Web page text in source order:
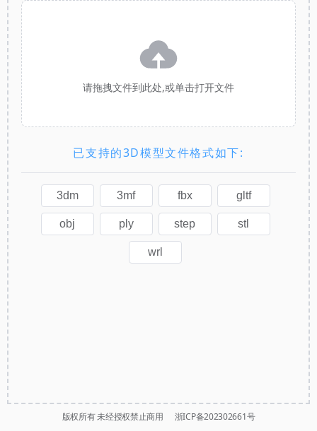
请拖拽文件到此处,或单击打开文件
已支持的3D模型文件格式如下:
3dm 3mf fbx gltf
obj ply step stl
wrl
版权所有 未经授权禁止商用 浙ICP备202302661号